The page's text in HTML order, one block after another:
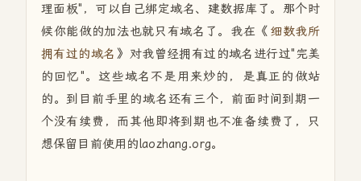
理面板"，可以自己绑定域名、建数据库了。那个时
候你能做的加法也就只有域名了。我在《 细数我所
拥有过的域名 》对我曾经拥有过的域名进行过"完美
的回忆"。这些域名不是用来炒的，是真正的做站
的。到目前手里的域名还有三个，前面时间到期一
个没有续费，而其他即将到期也不准备续费了，只
想保留目前使用的laozhang.org。